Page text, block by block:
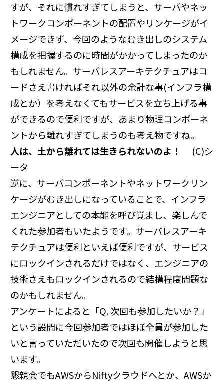
すが、それに慣れすぎてしまうと、サーバやネッ
トワークコンポーネントの配置やリンケージがイ
メージできず、今回のようなむき出しのシステム
構成を把握するのに時間がかかってしまったのか
もしれません。サーバレスアーキテクチュアはコ
ードさえ書ければそれ以外の余計な事(インフラ構
成とか）を考えなくてもサービスを立ち上げる事
ができるので便利ですが、あまり物理コンポーネ
ントから離れすぎてしまうのも考え物ですね。
人は、土から離れては生きられないのよ！
(C)シ
ータ
逆に、サーバコンポーネントやネットワークリン
ケージがむき出しになっていることで、インフラ
エンジニアとしての本能を呼び覚まし、楽しんで
くれた参加者もいたようです。サーバレスアーキ
テクチュアは便利といえば便利ですが、サービス
にロックインされるだけではなく、エンジニアの
技術さえもロックインされるので結構程度問題な
のかもしれません。
アンケートによると「Q. 次回も参加したいか？」
という設問に今回参加者ではほぼ全員が参加した
いと言っていただいたので次回も開催しようと思
います。
懇親会でもAWSからNiftyクラウドへとか、AWSか